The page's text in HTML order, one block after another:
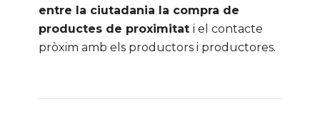
entre la ciutadania la compra de
productes de proximitat i el contacte
pròxim amb els productors i productores.